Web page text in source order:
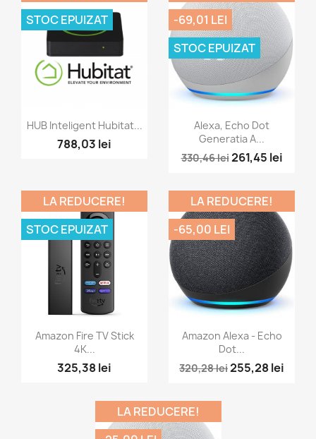
Vizualizare rapida
HUB Inteligent Hubitat...
788,03 lei
STOC EPUIZAT
Vizualizare rapida
Alexa, Echo Dot
Generatia A...
330,46 lei261,45 lei
-69,01 LEI
STOC EPUIZAT
Vizualizare rapida
Amazon Fire TV Stick
4K...
325,38 lei
LA REDUCERE!
STOC EPUIZAT
Vizualizare rapida
Amazon Alexa - Echo
Dot...
320,28 lei255,28 lei
LA REDUCERE!
-65,00 LEI
LA REDUCERE!